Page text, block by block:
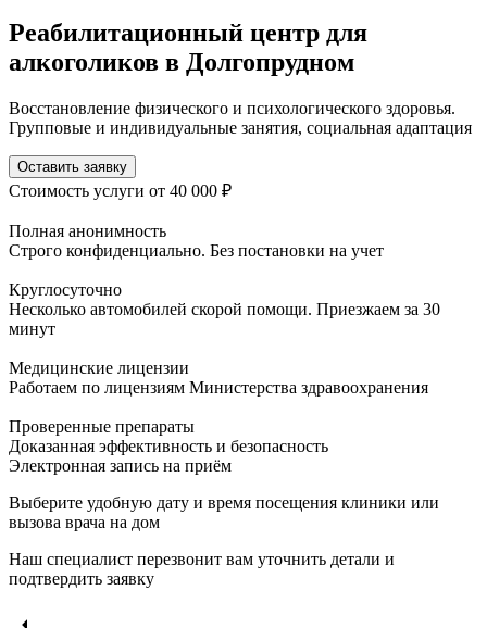
Реабилитационный центр для
алкоголиков в Долгопрудном
Восстановление физического и психологического здоровья.
Групповые и индивидуальные занятия, социальная адаптация
Оставить заявку
Стоимость услуги от 40 000 ₽
Полная анонимность
Строго конфиденциально. Без постановки на учет
Круглосуточно
Несколько автомобилей скорой помощи. Приезжаем за 30
минут
Медицинские лицензии
Работаем по лицензиям Министерства здравоохранения
Проверенные препараты
Доказанная эффективность и безопасность
Электронная запись на приём
Выберите удобную дату и время посещения клиники или
вызова врача на дом
Наш специалист перезвонит вам уточнить детали и
подтвердить заявку